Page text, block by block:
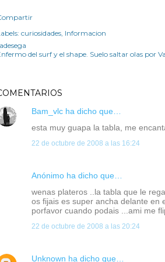
curiosidades Informacion
del surf y el shape. Suelo saltar olas por
Bam_vlc ha dicho que…
esta muy guapa la tabla, me
22 de octubre de 2008 a las 16:24
Anónimo ha dicho que…
wenas plateros ..la tabla que le
os fijais es super ancha delante en
porfavor cuando podais ...ami me
22 de octubre de 2008 a las 20:24
Unknown ha dicho que…